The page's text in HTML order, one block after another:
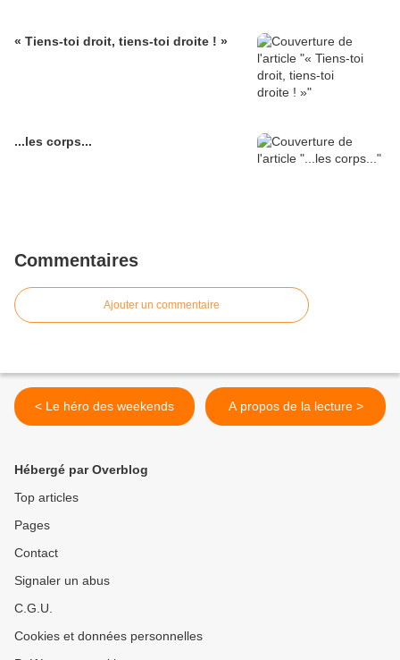
« Tiens-toi droit, tiens-toi droite ! »
...les corps...
Commentaires
Ajouter un commentaire
< Le héro des weekends A propos de la lecture >
Hébergé par Overblog
Top articles
Pages
Contact
Signaler un abus
C.G.U.
Cookies et données personnelles